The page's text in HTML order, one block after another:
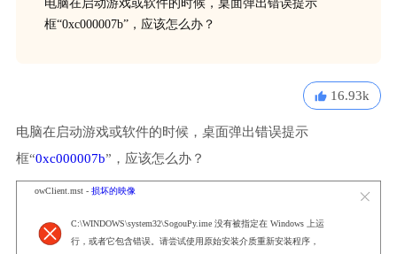
电脑在启动游戏或软件的时候，桌面弹出错误提示
框“0xc000007b”，应该怎么办？
16.93k
电脑在启动游戏或软件的时候，桌面弹出错误提示
框“0xc000007b”，应该怎么办？
owClient.mst - 损坏的映像
C:\WINDOWS\system32\SogouPy.ime 没有被指定在 Windows 上运
行，或者它包含错误。请尝试使用原始安装介质重新安装程序，